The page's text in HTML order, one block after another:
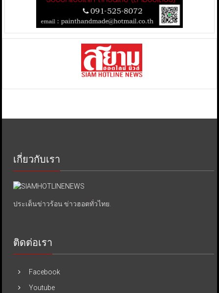
เกี่ยวกับเรา
ประเด็นข่าวร้อน ข่าวฮอตทั่วไทย.
ติดต่อเรา
Facebook
Youtube